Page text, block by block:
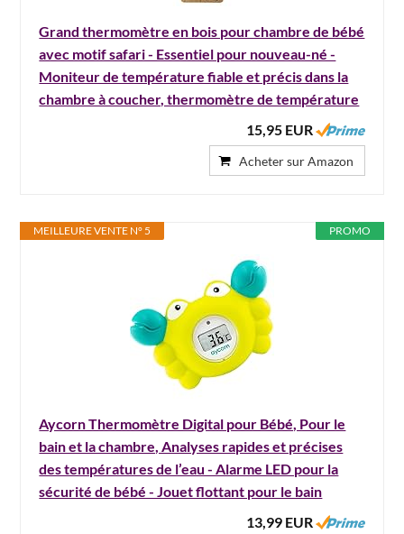
Grand thermomètre en bois pour chambre de bébé
avec motif safari - Essentiel pour nouveau-né -
Moniteur de température fiable et précis dans la
chambre à coucher, thermomètre de température
15,95 EUR
Acheter sur Amazon
PROMO
MEILLEURE VENTE N° 5
Aycorn Thermomètre Digital pour Bébé, Pour le
bain et la chambre, Analyses rapides et précises
des températures de l’eau - Alarme LED pour la
sécurité de bébé - Jouet flottant pour le bain
13,99 EUR